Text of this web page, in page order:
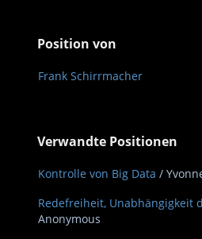
Position von
Frank Schirrmacher
Verwandte Positionen
Kontrolle von Big Data /
Redefreiheit, Unabhängigkeit
Anonymous